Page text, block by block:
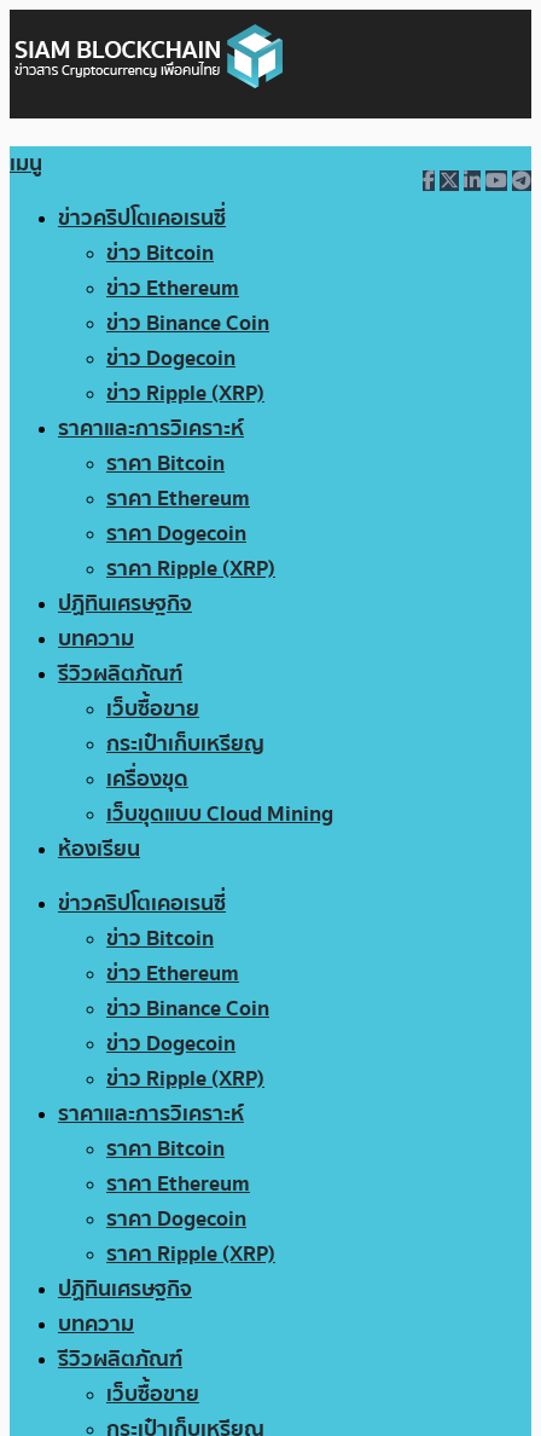
เมนู
ข่าวคริปโตเคอเรนซี่
ข่าว Bitcoin
ข่าว Ethereum
ข่าว Binance Coin
ข่าว Dogecoin
ข่าว Ripple (XRP)
ราคาและการวิเคราะห์
ราคา Bitcoin
ราคา Ethereum
ราคา Dogecoin
ราคา Ripple (XRP)
ปฏิทินเศรษฐกิจ
บทความ
รีวิวผลิตภัณฑ์
เว็บซื้อขาย
กระเป๋าเก็บเหรียญ
เครื่องขุด
เว็บขุดแบบ Cloud Mining
ห้องเรียน
ข่าวคริปโตเคอเรนซี่
ข่าว Bitcoin
ข่าว Ethereum
ข่าว Binance Coin
ข่าว Dogecoin
ข่าว Ripple (XRP)
ราคาและการวิเคราะห์
ราคา Bitcoin
ราคา Ethereum
ราคา Dogecoin
ราคา Ripple (XRP)
ปฏิทินเศรษฐกิจ
บทความ
รีวิวผลิตภัณฑ์
เว็บซื้อขาย